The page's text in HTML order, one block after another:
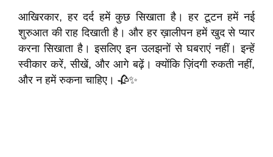
आखिरकार, हर दर्द हमें कुछ सिखाता है। हर टूटन हमें नई
शुरुआत की राह दिखाती है। और हर ख़ालीपन हमें खुद से प्यार
करना सिखाता है। इसलिए इन उलझनों से घबराएं नहीं। इन्हें
स्वीकार करें, सीखें, और आगे बढ़ें। क्योंकि ज़िंदगी रुकती नहीं,
और न हमें रुकना चाहिए। 🥀✨